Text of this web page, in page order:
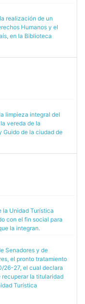
realización de un
Humanos y el
en la Biblioteca
limpieza integral del
vereda de la
Guido de la ciudad de
la Unidad Turística
con el fin social para
la integran.
Senadores y de
el pronto tratamiento
26-27, el cual declara
recuperar la titularidad
Turística